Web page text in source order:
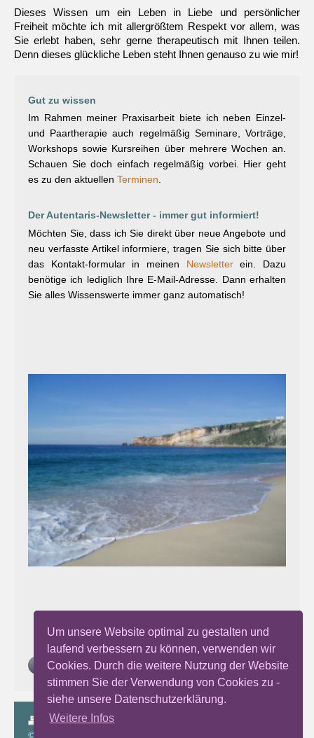
Um unsere Website optimal zu gestalten und
laufend verbessern zu können, verwenden wir
Cookies. Durch die weitere Nutzung der Website
stimmen Sie der Verwendung von Cookies zu -
siehe unsere Datenschutzerklärung.
Weitere Infos
Dieses Wissen um ein Leben in Liebe und persönlicher
Freiheit möchte ich mit allergrößtem Respekt vor allem, was
Sie erlebt haben, sehr gerne therapeutisch mit Ihnen teilen.
Denn dieses glückliche Leben steht Ihnen genauso zu wie mir!
Gut zu wissen
Im Rahmen meiner Praxisarbeit biete ich neben Einzel-
und Paartherapie auch regelmäßig Seminare, Vorträge,
Workshops sowie Kursreihen über mehrere Wochen an.
Schauen Sie doch einfach regelmäßig vorbei. Hier geht
es zu den aktuellen Terminen.
Der Autentaris-Newsletter - immer gut informiert!
Möchten Sie, dass ich Sie direkt über neue Angebote und
neu verfasste Artikel informiere, tragen Sie sich bitte über
das Kontakt-formular in meinen Newsletterein. Dazu
benötige ich lediglich Ihre E-Mail-Adresse. Dann erhalten
Sie alles Wissenswerte immer ganz automatisch!
Druckversion|Sitemap
© Autentaris 2017-2026 Christina